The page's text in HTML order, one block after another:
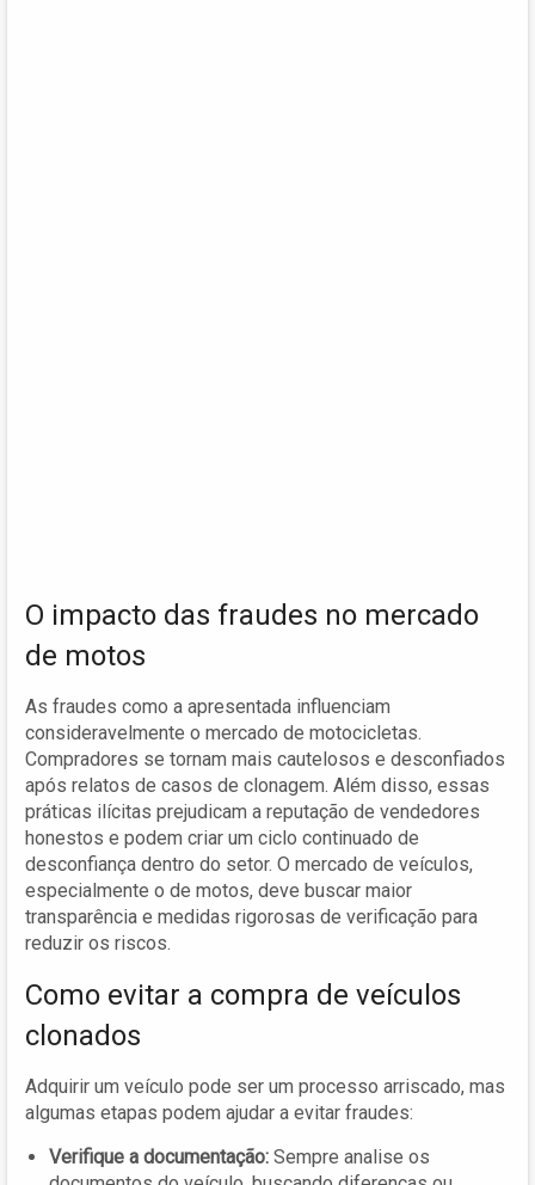
O impacto das fraudes no mercado
de motos
As fraudes como a apresentada influenciam
consideravelmente o mercado de motocicletas.
Compradores se tornam mais cautelosos e desconfiados
após relatos de casos de clonagem. Além disso, essas
práticas ilícitas prejudicam a reputação de vendedores
honestos e podem criar um ciclo continuado de
desconfiança dentro do setor. O mercado de veículos,
especialmente o de motos, deve buscar maior
transparência e medidas rigorosas de verificação para
reduzir os riscos.
Como evitar a compra de veículos
clonados
Adquirir um veículo pode ser um processo arriscado, mas
algumas etapas podem ajudar a evitar fraudes:
Verifique a documentação: Sempre analise os